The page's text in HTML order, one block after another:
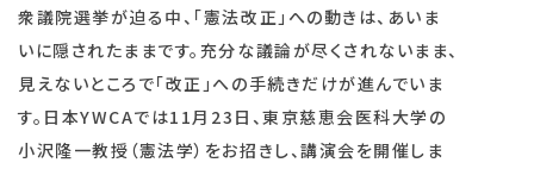
衆議院選挙が迫る中、「憲法改正」への動きは、あいま
いに隠されたままです。充分な議論が尽くされないまま、
見えないところで「改正」への手続きだけが進んでいま
す。日本YWCAでは11月23日、東京慈恵会医科大学の
小沢隆一教授（憲法学）をお招きし、講演会を開催しま